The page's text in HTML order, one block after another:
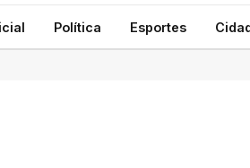
Política Esportes